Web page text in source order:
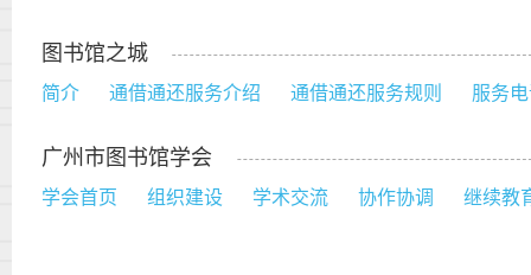
图书馆之城
简介 通借通还服务介绍 通借通还服务规则 服务
广州市图书馆学会
学会首页 组织建设 学术交流 协作协调 继续教